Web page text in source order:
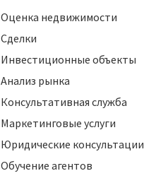
Оценка недвижимости
Сделки
Инвестиционные объекты
Анализ рынка
Консультативная служба
Маркетинговые услуги
Юридические консультации
Обучение агентов